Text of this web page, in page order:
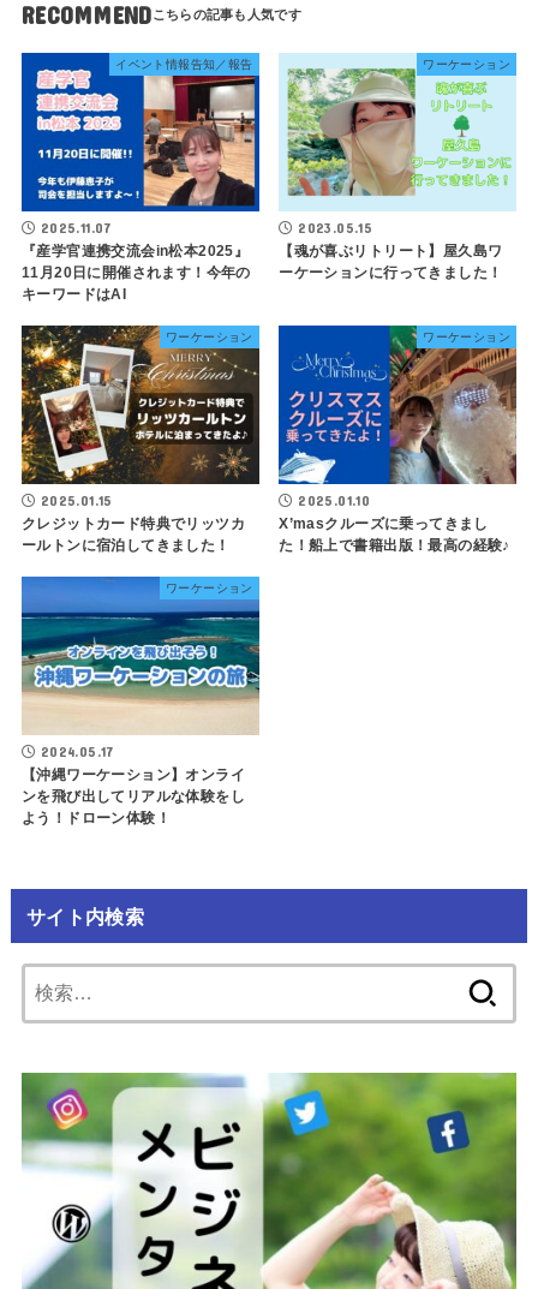
RECOMMEND
イベント情報告知／報告
2025.11.07
『産学官連携交流会in松本2025』
11月20日に開催されます！今年の
キーワードはAI
ワーケーション
2023.05.15
【魂が喜ぶリトリート】屋久島ワ
ーケーションに行ってきました！
ワーケーション
2025.01.15
クレジットカード特典でリッツカ
ールトンに宿泊してきました！
ワーケーション
2025.01.10
X’masクルーズに乗ってきまし
た！船上で書籍出版！最高の経験♪
ワーケーション
2024.05.17
【沖縄ワーケーション】オンライ
ンを飛び出してリアルな体験をし
よう！ドローン体験！
サイト内検索
索: